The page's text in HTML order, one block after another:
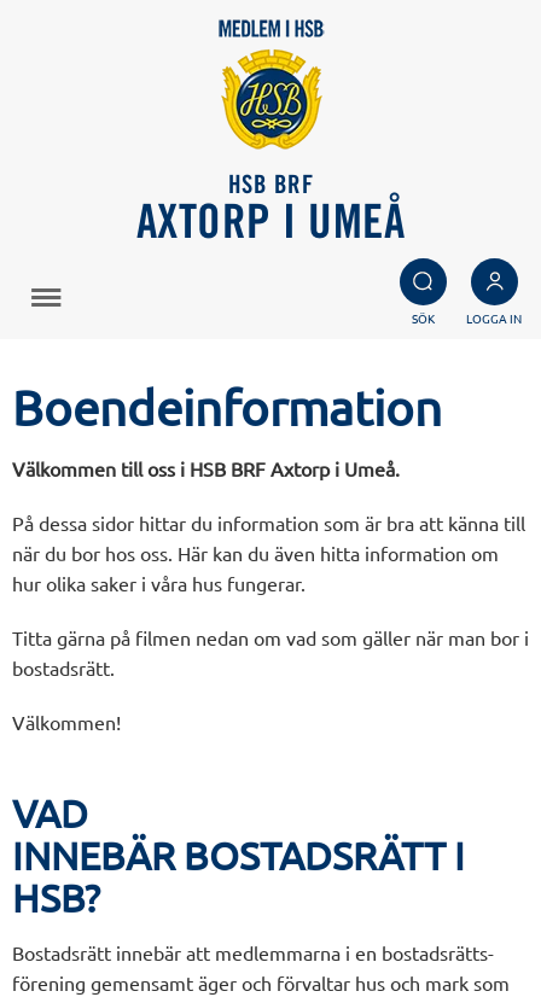
HSB BRF
AXTORP I UMEÅ
SÖK LOGGA IN
Boendeinformation
Välkommen till oss i HSB BRF Axtorp i Umeå.
På dessa sidor hittar du information som är bra att känna till
när du bor hos oss. Här kan du även hitta information om
hur olika saker i våra hus fungerar.
Titta gärna på filmen nedan om vad som gäller när man bor i
bostadsrätt.
Välkommen!
VAD
INNEBÄR BOSTADSRÄTT I
HSB?
Bostadsrätt innebär att medlemmarna i en bostadsrätts-
förening gemensamt äger och förvaltar hus och mark som